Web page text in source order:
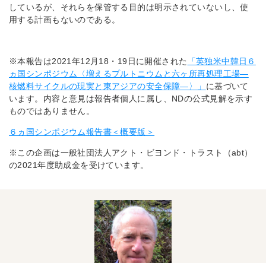
しているが、それらを保管する目的は明示されていないし、使
用する計画もないのである。
※本報告は2021年12月18・19日に開催された
「英独米中韓日６
ヵ国シンポジウム〈増えるプルトニウムと六ヶ所再処理工場―
核燃料サイクルの現実と東アジアの安全保障―〉」 に基づいて
います。内容と意見は報告者個人に属し、NDの公式見解を示す
ものではありません。
６ヵ国シンポジウム報告書＜概要版＞
※この企画は一般社団法人アクト・ビヨンド・トラスト（abt）
の2021年度助成金を受けています。